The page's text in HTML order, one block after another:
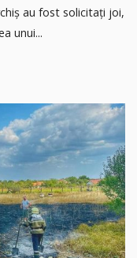
au fost solicitați joi,
unui...